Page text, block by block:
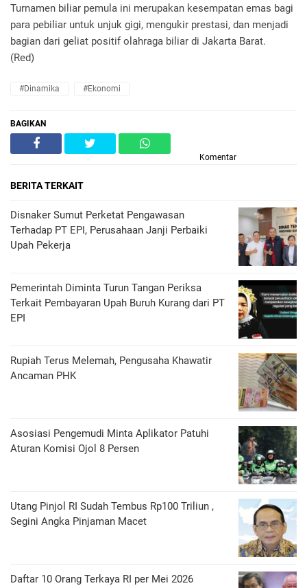
Turnamen biliar pemula ini merupakan kesempatan emas bagi
para pebiliar untuk unjuk gigi, mengukir prestasi, dan menjadi
bagian dari geliat positif olahraga biliar di Jakarta Barat.
(Red)
#Dinamika #Ekonomi
BAGIKAN
Komentar
BERITA TERKAIT
Disnaker Sumut Perketat Pengawasan
Terhadap PT EPI, Perusahaan Janji Perbaiki
Upah Pekerja
Pemerintah Diminta Turun Tangan Periksa
Terkait Pembayaran Upah Buruh Kurang dari PT
EPI
Rupiah Terus Melemah, Pengusaha Khawatir
Ancaman PHK
Asosiasi Pengemudi Minta Aplikator Patuhi
Aturan Komisi Ojol 8 Persen
Utang Pinjol RI Sudah Tembus Rp100 Triliun ,
Segini Angka Pinjaman Macet
Daftar 10 Orang Terkaya RI per Mei 2026